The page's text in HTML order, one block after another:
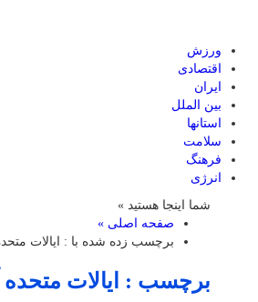
ورزش
اقتصادی
ایران
بین الملل
استانها
سلامت
فرهنگ
انرژی
شما اینجا هستید »
صفحه اصلی »
برچسب زده شده با : ایالات
برچسب : ایالات متحده